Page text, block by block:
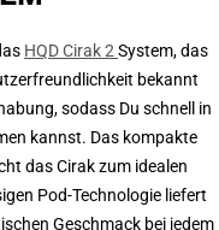
HQD Cirak 2System, das
bekannt
sodass Du schnell in
kannst. Das kompakte
das Cirak zum idealen
Pod-Technologie liefert
Geschmack bei jedem